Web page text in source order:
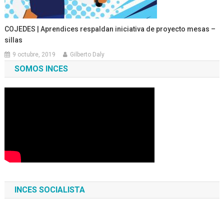
COJEDES | Aprendices respaldan iniciativa de proyecto mesas –
sillas
9 octubre, 2019 Gilberto Daly
SOMOS INCES
INCES SOCIALISTA